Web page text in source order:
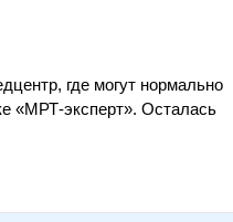
где могут нормально
«МРТ-эксперт». Осталась